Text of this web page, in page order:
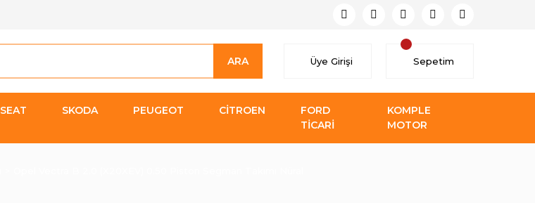
ARA Üye Girişi Sepetim
SEAT SKODA PEUGEOT CİTROEN
FORD
TİCARİ
KOMPLE
MOTOR